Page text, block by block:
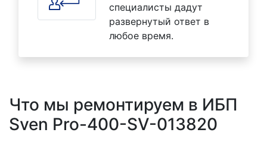
специалисты дадут
развернутый ответ в
любое время.
Что мы ремонтируем в ИБП
Sven Pro-400-SV-013820